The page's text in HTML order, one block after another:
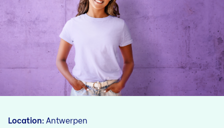
LocationAntwerpen